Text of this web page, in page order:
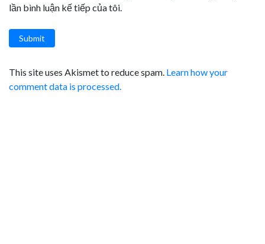
lần bình luận kế tiếp của tôi.
Submit
This site uses Akismet to reduce spam. Learn how your
comment data is processed.